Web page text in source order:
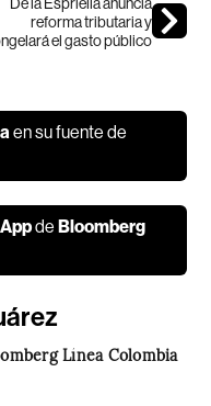
De la Espriella anuncia
reforma tributaria y
el gasto público
en su fuente de
de Bloomberg
Línea Colombia